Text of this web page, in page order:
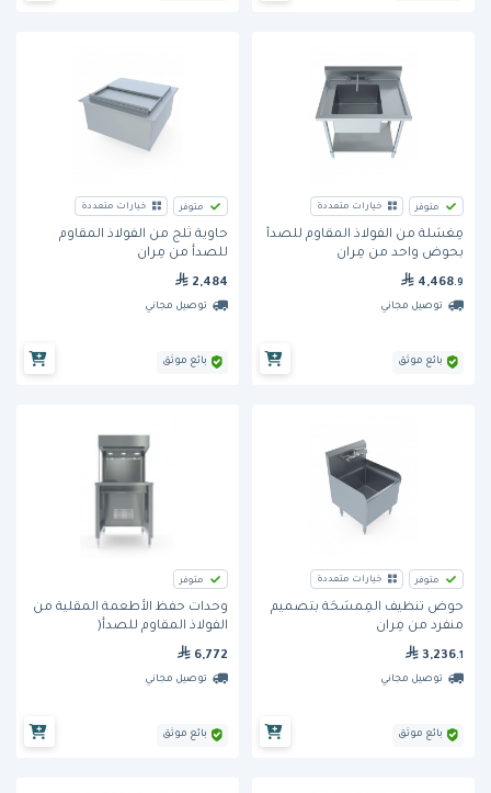
متوفر خيارات متعددة
مِغسَلة من الفولاذ المقاوم للصدأ
بحوض واحد من مِران
4,468.9
توصيل مجاني
بائع موثق
متوفر خيارات متعددة
حاوية ثلج من الفولاذ المقاوم
للصدأ من مِران
2,484
توصيل مجاني
بائع موثق
متوفر خيارات متعددة
حوض تنظيف المِمسَحَة بتصميم
منفرد من مِران
3,236.1
توصيل مجاني
بائع موثق
متوفر
وحدات حفظ الأطعمة المقلية من
الفولاذ المقاوم للصدأ(
SFD849096)من مِران
6,772
توصيل مجاني
بائع موثق